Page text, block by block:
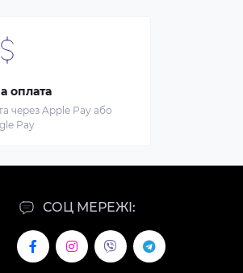
оплата
через Apple Pay або
Pay
СОЦ МЕРЕЖІ: